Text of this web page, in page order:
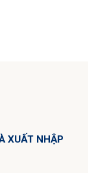
XUẤT NHẬP